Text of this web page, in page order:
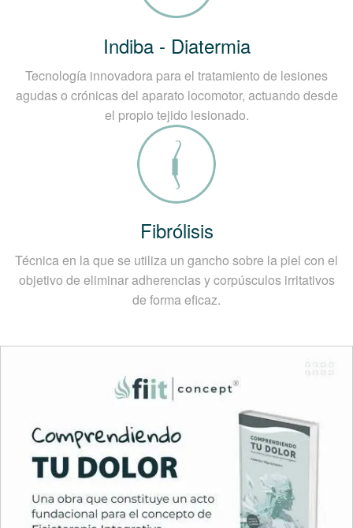
Indiba - Diatermia
Tecnología innovadora para el tratamiento de lesiones
agudas o crónicas del aparato locomotor, actuando desde
el propio tejido lesionado.
Fibrólisis
Técnica en la que se utiliza un gancho sobre la piel con el
objetivo de eliminar adherencias y corpúsculos irritativos
de forma eficaz.